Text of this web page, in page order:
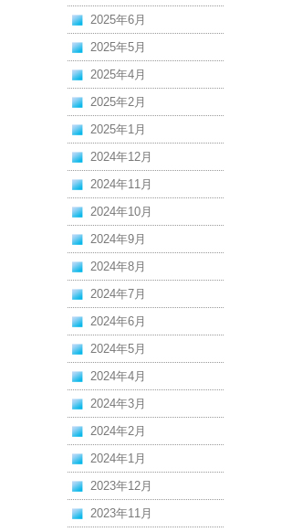
2025年6月
2025年5月
2025年4月
2025年2月
2025年1月
2024年12月
2024年11月
2024年10月
2024年9月
2024年8月
2024年7月
2024年6月
2024年5月
2024年4月
2024年3月
2024年2月
2024年1月
2023年12月
2023年11月